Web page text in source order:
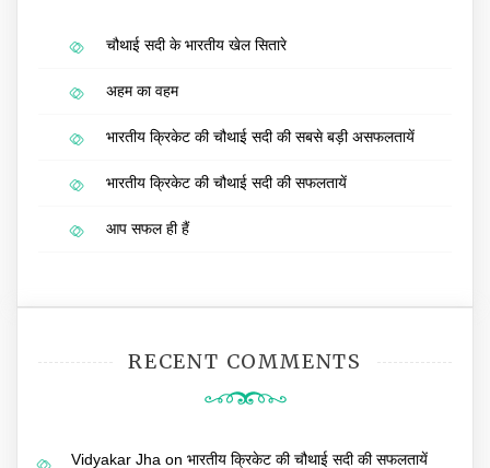
चौथाई सदी के भारतीय खेल सितारे
अहम का वहम
भारतीय क्रिकेट की चौथाई सदी की सबसे बड़ी असफलतायें
भारतीय क्रिकेट की चौथाई सदी की सफलतायें
आप सफल ही हैं
RECENT COMMENTS
Vidyakar Jha on भारतीय क्रिकेट की चौथाई सदी की सफलतायें